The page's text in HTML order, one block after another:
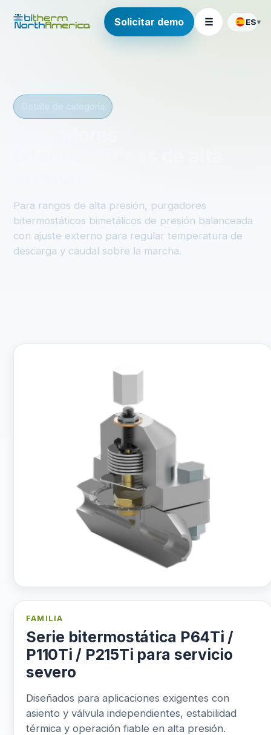
Solicitar demo ☰ ES▾
Para rangos de alta presión, purgadores
bitermostáticos bimetálicos de presión balanceada
con ajuste externo para regular temperatura de
descarga y caudal sobre la marcha.
FAMILIA
Serie bitermostática P64Ti /
P110Ti / P215Ti para servicio
severo
Diseñados para aplicaciones exigentes con
asiento y válvula independientes, estabilidad
térmica y operación fiable en alta presión.